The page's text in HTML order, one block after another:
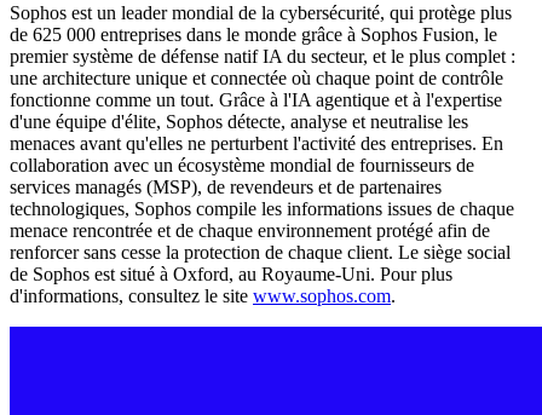
Sophos est un leader mondial de la cybersécurité, qui protège plus
de 625 000 entreprises dans le monde grâce à Sophos Fusion, le
premier système de défense natif IA du secteur, et le plus complet :
une architecture unique et connectée où chaque point de contrôle
fonctionne comme un tout. Grâce à l'IA agentique et à l'expertise
d'une équipe d'élite, Sophos détecte, analyse et neutralise les
menaces avant qu'elles ne perturbent l'activité des entreprises. En
collaboration avec un écosystème mondial de fournisseurs de
services managés (MSP), de revendeurs et de partenaires
technologiques, Sophos compile les informations issues de chaque
menace rencontrée et de chaque environnement protégé afin de
renforcer sans cesse la protection de chaque client. Le siège social
de Sophos est situé à Oxford, au Royaume-Uni. Pour plus
d'informations, consultez le site www.sophos.com.